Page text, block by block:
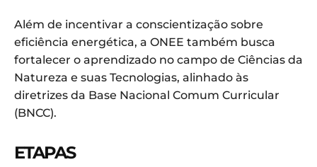
Além de incentivar a conscientização sobre
eficiência energética, a ONEE também busca
fortalecer o aprendizado no campo de Ciências da
Natureza e suas Tecnologias, alinhado às
diretrizes da Base Nacional Comum Curricular
(BNCC).
ETAPAS